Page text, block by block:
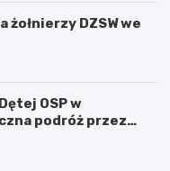
DZSW we
OSP w
podróż przez